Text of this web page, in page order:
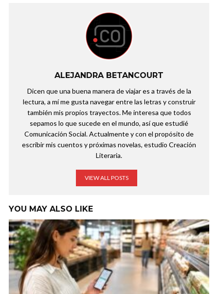
ALEJANDRA BETANCOURT
Dicen que una buena manera de viajar es a través de la
lectura, a mí me gusta navegar entre las letras y construir
también mis propios trayectos. Me interesa que todos
sepamos lo que sucede en el mundo, así que estudié
Comunicación Social. Actualmente y con el propósito de
escribir mis cuentos y próximas novelas, estudio Creación
Literaria.
VIEW ALL POSTS
YOU MAY ALSO LIKE